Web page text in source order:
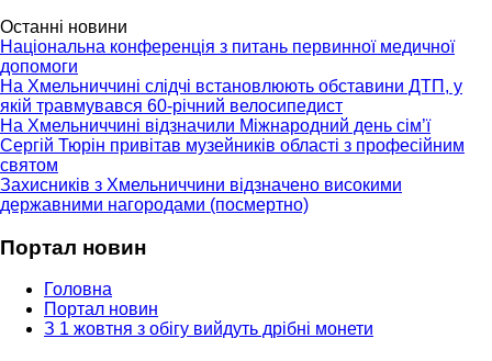
Останні новини
Національна конференція з питань первинної медичної
допомоги
На Хмельниччині слідчі встановлюють обставини ДТП, у
якій травмувався 60-річний велосипедист
На Хмельниччині відзначили Міжнародний день сім’ї
Сергій Тюрін привітав музейників області з професійним
святом
Захисників з Хмельниччини відзначено високими
державними нагородами (посмертно)
Портал новин
Головна
Портал новин
З 1 жовтня з обігу вийдуть дрібні монети